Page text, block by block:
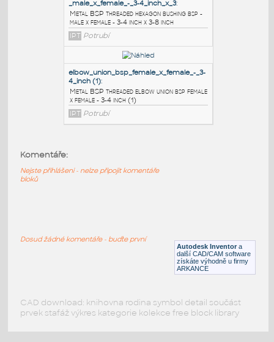
3_way_ball_valve_bsp_female_-_3-
4_inch_no:
Metal BSP threaded 3 way ball valve bsp
female - 3-4 inch no
IPT Potrubí
hexagon_bushing_bsp_-
IPT Potrubí
Metal BSP threaded elbow union bsp female
Autodesk Inventor a
další CAD/CAM software
získáte výhodně u firmy
ARKANCE
Komentáře:
Nejste přihlášeni - nelze připojit komentáře
bloků
Dosud žádné komentáře - buďte první
CAD download: knihovna rodina symbol detail součást
prvek stafáž výkres kategorie kolekce free block library